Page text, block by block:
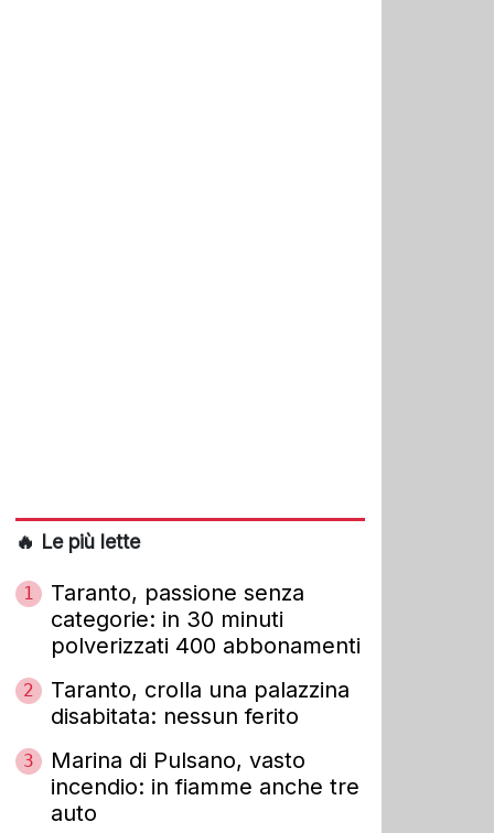
🔥 Le più lette
1
Taranto, passione senza
categorie: in 30 minuti
polverizzati 400 abbonamenti
2
Taranto, crolla una palazzina
disabitata: nessun ferito
3
Marina di Pulsano, vasto
incendio: in fiamme anche tre
auto